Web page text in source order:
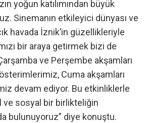
yoğun katılımından büyük
Sinemanın etkileyici dünyası ve
havada İznik’in güzellikleriyle
bir araya getirmek bizi de
ve Perşembe akşamları
Cuma akşamları
devam ediyor. Bu etkinliklerle
sosyal bir birlikteliğin
bulunuyoruz” diye konuştu.